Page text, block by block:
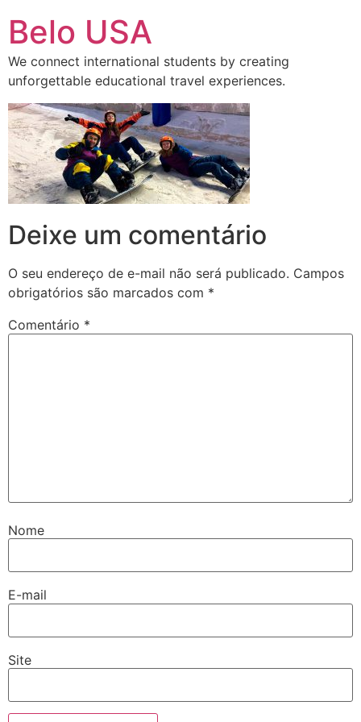
para
conteúdo
Belo USA
We connect international students by creating
unforgettable educational travel experiences.
Deixe um comentário
O seu endereço de e-mail não será publicado. Campos
obrigatórios são marcados com *
Comentário *
Nome
E-mail
Site